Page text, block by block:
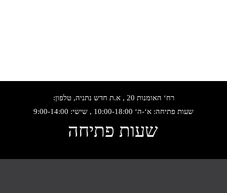
רח‘ האומנות 20 , א.ת חדש נתניה, טלפון:
שעות פתיחה: א‘-ה‘ 10:00-18:00 , שישי: 9:00-14:00
שעות פתיחה